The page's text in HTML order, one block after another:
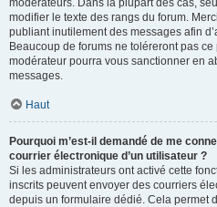
modérateurs. Dans la plupart des cas,
modifier le texte des rangs du forum.
publiant inutilement des messages afin
Beaucoup de forums ne toléreront pas
modérateur pourra vous sanctionner en
messages.
Haut
Pourquoi m’est-il demandé de me
courrier électronique d’un utilisateur ?
Si les administrateurs ont activé cette
inscrits peuvent envoyer des courriers
depuis un formulaire dédié. Cela permet